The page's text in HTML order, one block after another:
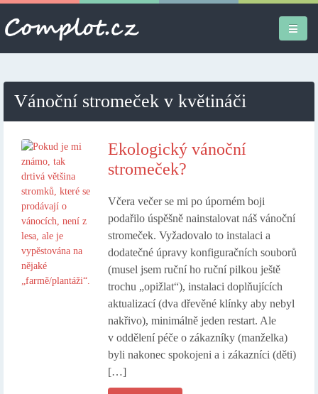
Různé
Osobní
Apple iPad
Práce
Vánoční stromeček v květináči
Ekologický vánoční
stromeček?
Včera večer se mi po úporném boji
podařilo úspěšně nainstalovat náš vánoční
stromeček. Vyžadovalo to instalaci a
dodatečné úpravy konfiguračních souborů
(musel jsem ruční ho ruční pilkou ještě
trochu „opižlat“), instalaci doplňujících
aktualizací (dva dřevěné klínky aby nebyl
nakřivo), minimálně jeden restart. Ale
v oddělení péče o zákazníky (manželka)
byli nakonec spokojeni a i zákazníci (děti)
[…]